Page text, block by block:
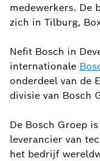
medewerkers. De
zich in Tilburg,
Nefit Bosch in
internationale
onderdeel van de
divisie van Bosch
De Bosch Groep
leverancier van
het bedrijf